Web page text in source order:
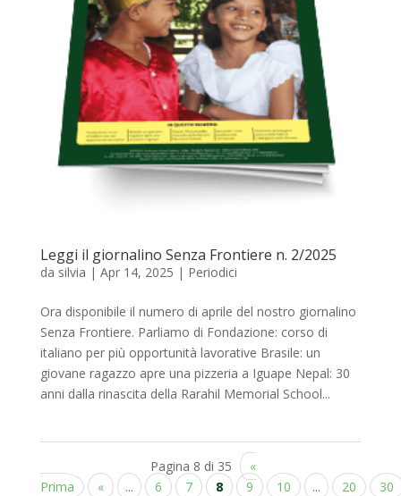
Leggi il giornalino Senza Frontiere n. 2/2025
da silvia | Apr 14, 2025 | Periodici
Ora disponibile il numero di aprile del nostro giornalino
Senza Frontiere. Parliamo di Fondazione: corso di
italiano per più opportunità lavorative Brasile: un
giovane ragazzo apre una pizzeria a Iguape Nepal: 30
anni dalla rinascita della Rarahil Memorial School...
Pagina 8 di 35
«
Prima
« ... 6 7 8 9 10 ... 20
30